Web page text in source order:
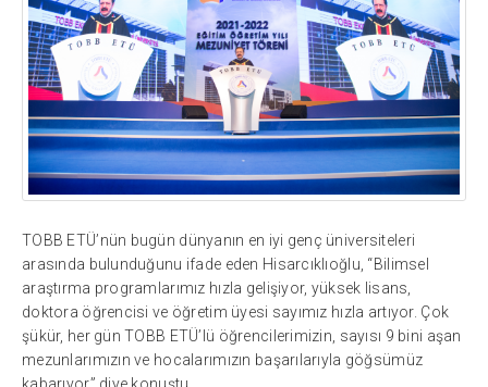
TOBB ETÜ’nün bugün dünyanın en iyi genç üniversiteleri
arasında bulunduğunu ifade eden Hisarcıklıoğlu, “Bilimsel
araştırma programlarımız hızla gelişiyor, yüksek lisans,
doktora öğrencisi ve öğretim üyesi sayımız hızla artıyor. Çok
şükür, her gün TOBB ETÜ’lü öğrencilerimizin, sayısı 9 bini aşan
mezunlarımızın ve hocalarımızın başarılarıyla göğsümüz